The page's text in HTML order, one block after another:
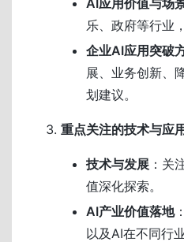
乐、政府等行业
企业AI应用突破
展、业务创新、
划建议。
重点关注的技术与应
技术与发展 ：关
值深化探索。
AI产业价值落地
以及AI在不同行